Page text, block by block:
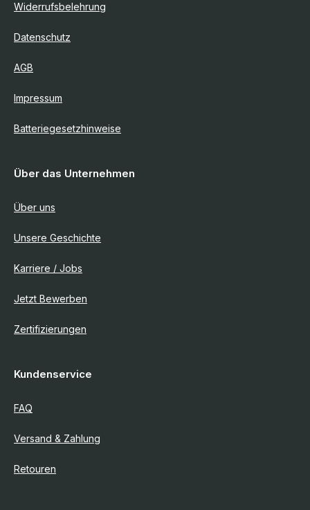
Widerrufsbelehrung
Datenschutz
AGB
Impressum
Batteriegesetzhinweise
Über das Unternehmen
Über uns
Unsere Geschichte
Karriere / Jobs
Jetzt Bewerben
Zertifizierungen
Kundenservice
FAQ
Versand & Zahlung
Retouren